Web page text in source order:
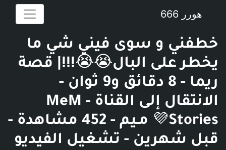
هورر 666
خطفني و سوى فيني شي ما
يخطر على البال😭😭!!!| قصة
ريما - 8 دقائق و9 ثوان -
الانتقال إلى القناة - MeM
Stories💜 مـيم - 452 مشاهدة -
قبل شهرين - تشغيل الفيديو